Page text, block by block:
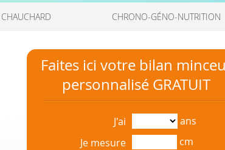
CHRONO-GÉNO-NUTRITION
Faites ici votre bilan
personnalisé GRATUIT
J'ai
ans
Je mesure
cm